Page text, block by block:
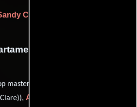
Cochrane
de arte
master (as Jim Chow)),
Annmarie Corbett